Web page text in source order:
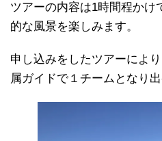
ツアーの内容は1時間程かけ
的な風景を楽しみます。
申し込みをしたツアーによ
属ガイドで１チームとなり出